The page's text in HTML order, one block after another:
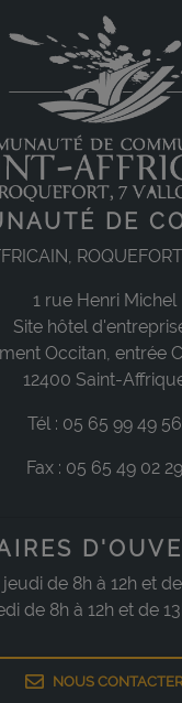
DE
1 rue Henri Michel
Site hôtel
Occitan, entrée
12400 Saint-
Tél : 05 65 99 49 56
Fax : 05 65 49 02 29
de 8h à 12h et
de 8h à 12h et de
NOUS CONTACTER